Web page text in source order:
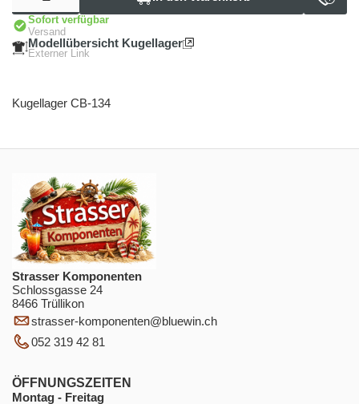
Sofort verfügbar
Versand
Modellübersicht Kugellager
Externer Link
Kugellager CB-134
Strasser Komponenten
Schlossgasse 24
8466 Trüllikon
strasser-komponenten@bluewin.ch
052 319 42 81
ÖFFNUNGSZEITEN
Montag - Freitag